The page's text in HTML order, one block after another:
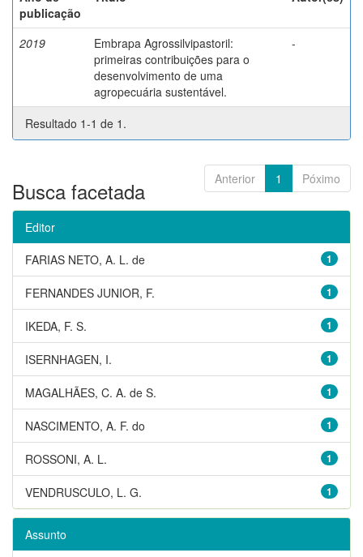
publicação
2019
Embrapa Agrossilvipastoril:
primeiras contribuições para o
desenvolvimento de uma
agropecuária sustentável.
-
Resultado 1-1 de 1.
Anterior 1 Póximo
Busca facetada
Editor
1
FARIAS NETO, A. L. de
1
FERNANDES JUNIOR, F.
1
IKEDA, F. S.
1
ISERNHAGEN, I.
1
MAGALHÃES, C. A. de S.
1
NASCIMENTO, A. F. do
1
ROSSONI, A. L.
1
VENDRUSCULO, L. G.
Assunto